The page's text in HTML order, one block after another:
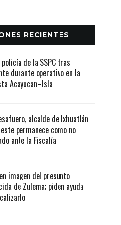
RECIENTES
policía de la SSPC tras
durante operativo en la
Acayucan–Isla
alcalde de Ixhuatlán
permanece como no
ante la Fiscalía
imagen del presunto
de Zulema; piden ayuda